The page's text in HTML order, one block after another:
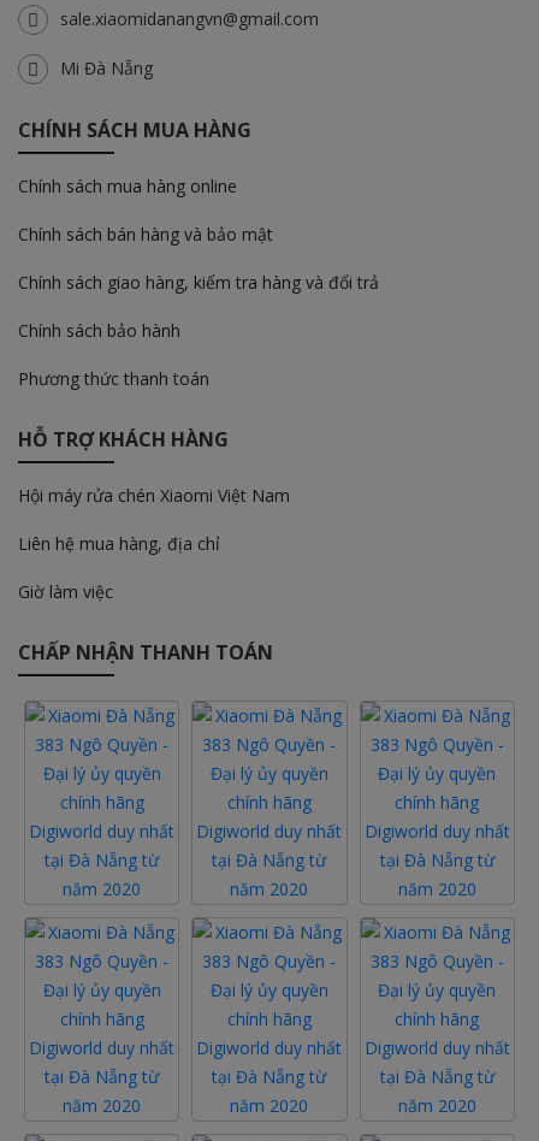
sale.xiaomidanangvn@gmail.com
Mi Đà Nẵng
CHÍNH SÁCH MUA HÀNG
Chính sách mua hàng online
Chính sách bán hàng và bảo mật
Chính sách giao hàng, kiểm tra hàng và đổi trả
Chính sách bảo hành
Phương thức thanh toán
HỖ TRỢ KHÁCH HÀNG
Hội máy rửa chén Xiaomi Việt Nam
Liên hệ mua hàng, địa chỉ
Giờ làm việc
CHẤP NHẬN THANH TOÁN